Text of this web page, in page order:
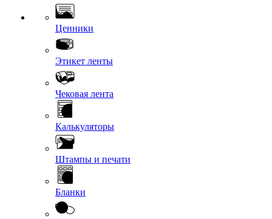
Ценники
Этикет ленты
Чековая лента
Калькуляторы
Штампы и печати
Бланки